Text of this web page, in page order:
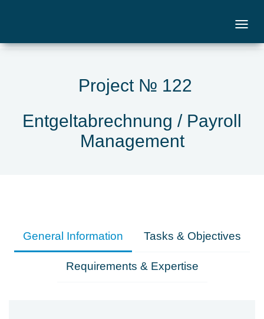
Project № 122
Entgeltabrechnung / Payroll
Management
General Information Tasks & Objectives
Requirements & Expertise